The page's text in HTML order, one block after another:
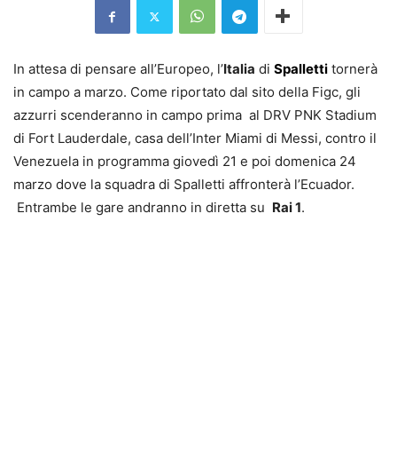
In attesa di pensare all’Europeo, l’Italia di Spalletti tornerà
in campo a marzo. Come riportato dal sito della Figc, gli
azzurri scenderanno in campo prima al DRV PNK Stadium
di Fort Lauderdale, casa dell’Inter Miami di Messi, contro il
Venezuela in programma giovedì 21 e poi domenica 24
marzo dove la squadra di Spalletti affronterà l’Ecuador.
Entrambe le gare andranno in diretta su Rai 1.